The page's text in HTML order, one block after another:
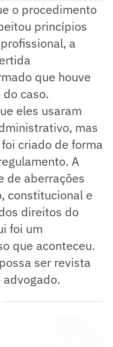
o procedimento
princípios
a
que houve
caso.
eles usaram
mas
criado de forma
A
de aberrações
constitucional e
direitos do
foi um
que aconteceu.
ser revista